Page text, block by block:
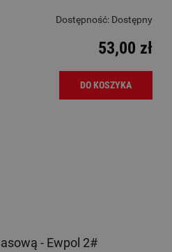
Dostępność: Dostępny
53,00 zł
DO KOSZYKA
- Ewpol 2#